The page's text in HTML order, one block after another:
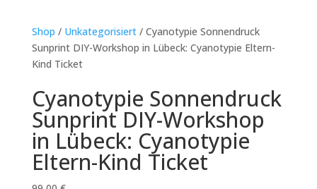
Shop / Unkategorisiert/ Cyanotypie Sonnendruck
Sunprint DIY-Workshop in Lübeck: Cyanotypie Eltern-
Kind Ticket
Cyanotypie Sonnendruck
Sunprint DIY-Workshop
in Lübeck: Cyanotypie
Eltern-Kind Ticket